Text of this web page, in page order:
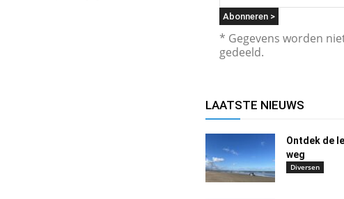
* Gegevens worden
gedeeld.
LAATSTE NIEUWS
Ontdek de
weg
Diversen